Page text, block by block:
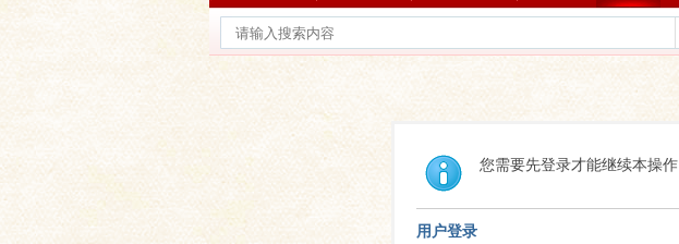
您需要先登录才能继续本操作
用户登录